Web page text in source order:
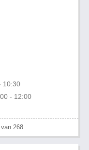
10:30
- 12:00
268